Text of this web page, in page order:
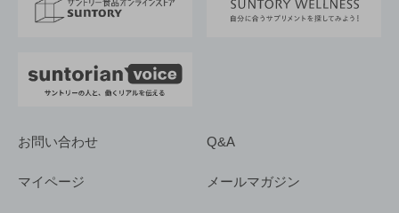
採用情報
お問い合わせ Q&A
マイページ メールマガジン